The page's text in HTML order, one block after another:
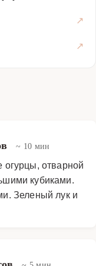
~ 10 мин
огурцы, отварной
кубиками.
Зеленый лук и